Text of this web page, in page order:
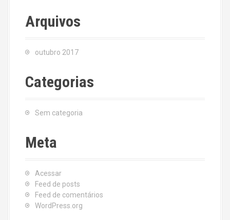
Arquivos
outubro 2017
Categorias
Sem categoria
Meta
Acessar
Feed de posts
Feed de comentários
WordPress.org